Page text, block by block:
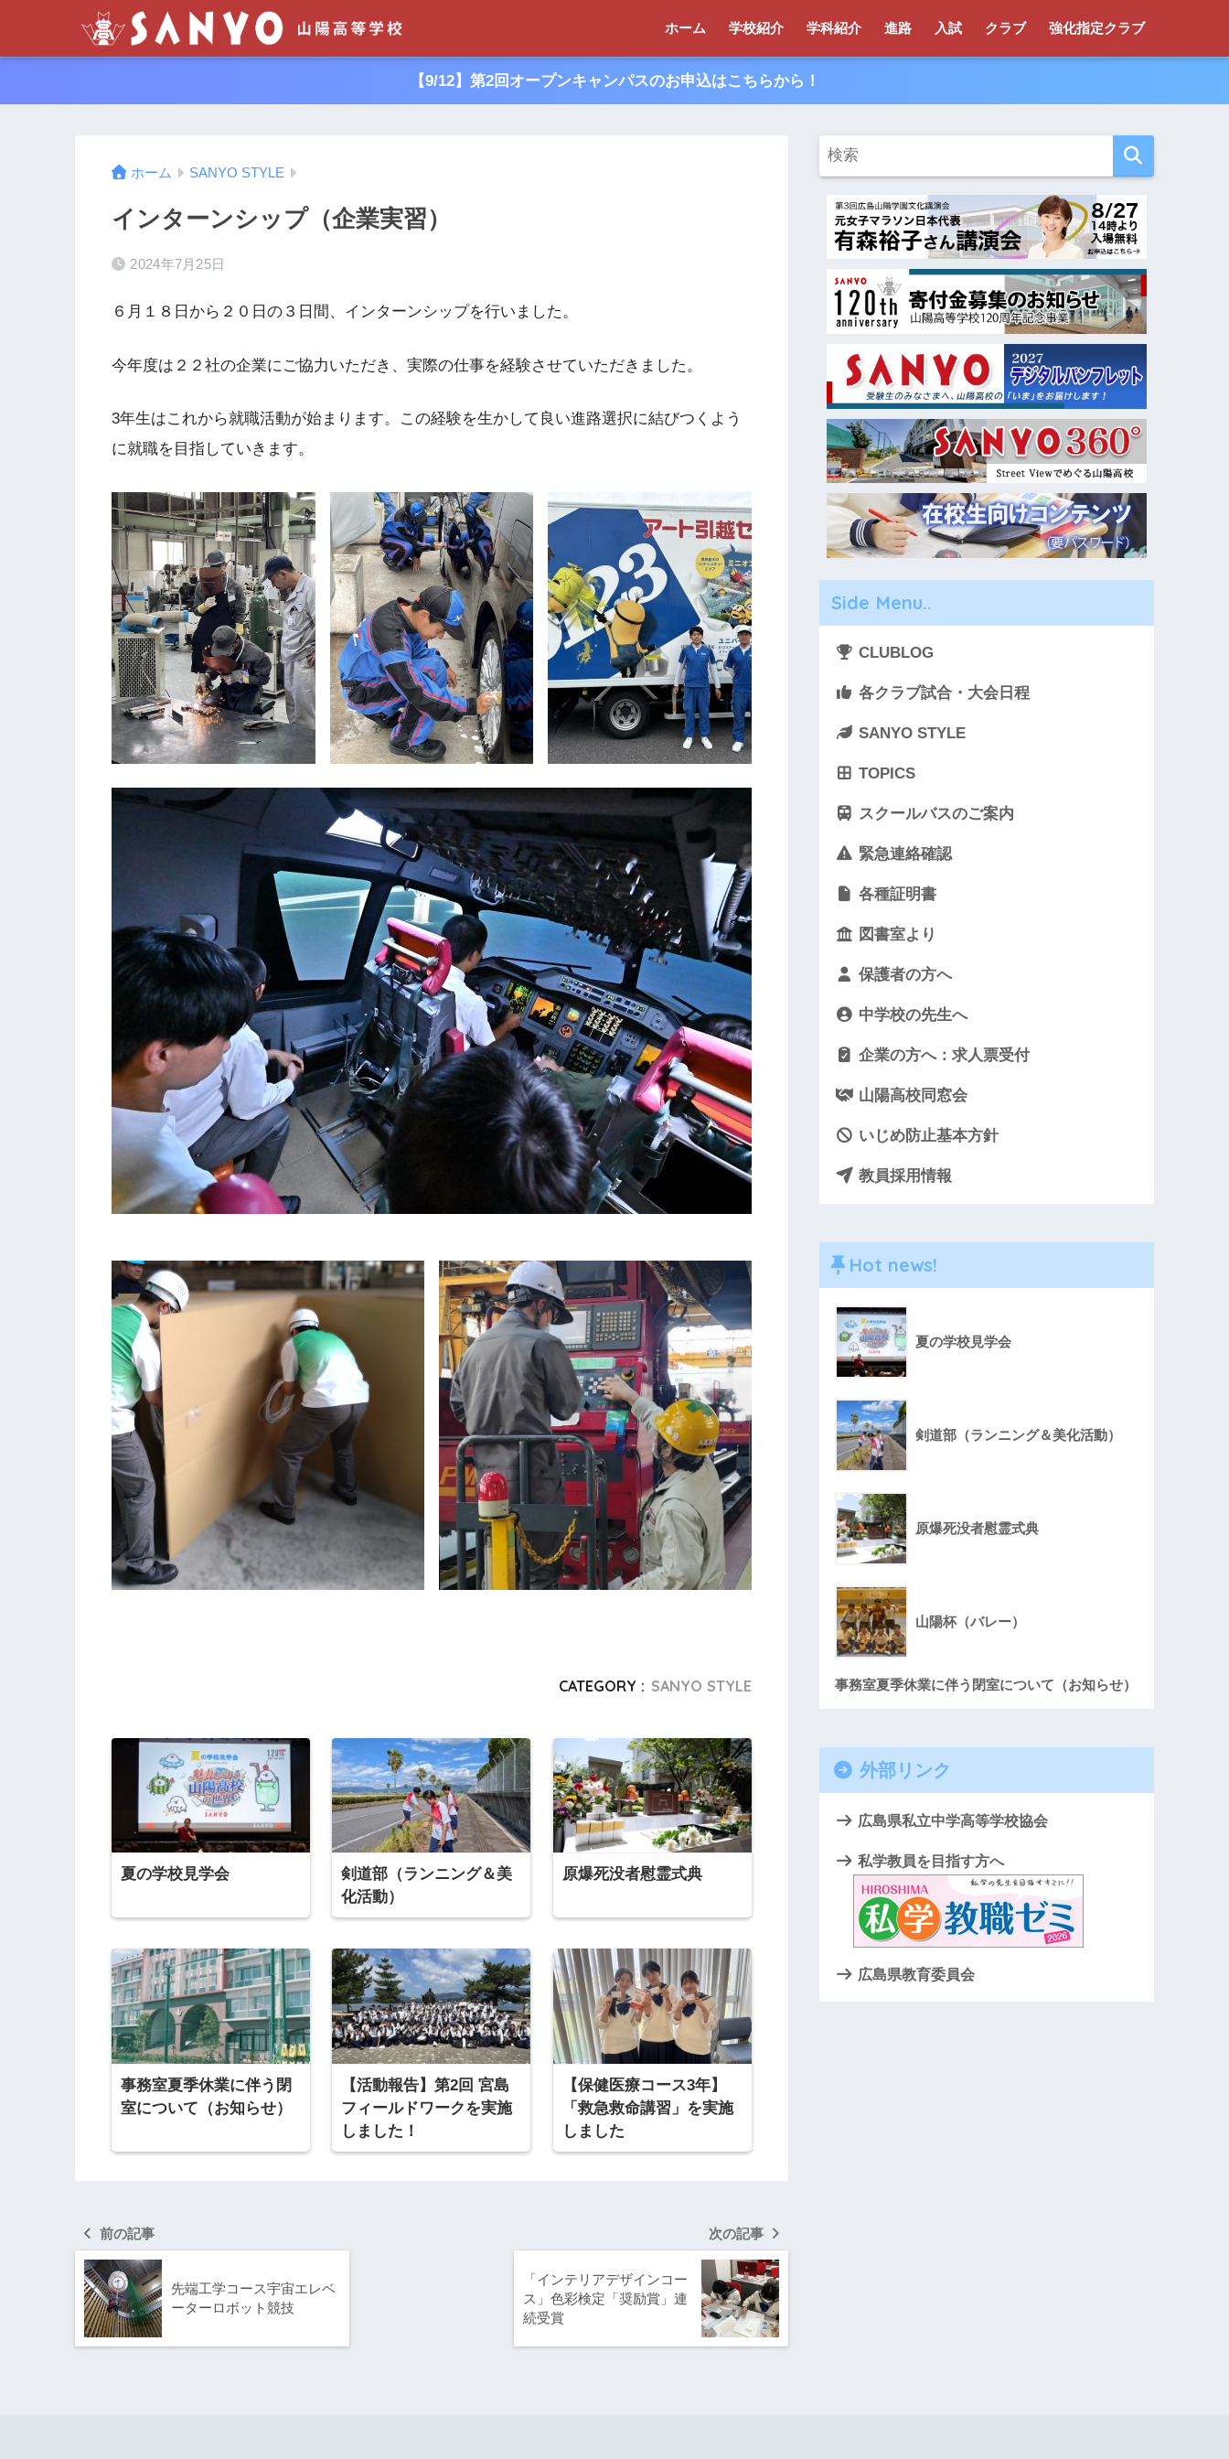
ホーム 学校紹介 学科紹介 進路 入試 クラブ 強化指定クラブ
【9/12】第2回オープンキャンパスのお申込はこちらから！
ホーム SANYO STYLE
インターンシップ（企業実習）
2024年7月25日
６月１８日から２０日の３日間、インターンシップを行いました。
今年度は２２社の企業にご協力いただき、実際の仕事を経験させていただきました。
3年生はこれから就職活動が始まります。この経験を生かして良い進路選択に結びつくよう
に就職を目指していきます。
CATEGORY : SANYO STYLE
夏の学校見学会
剣道部（ランニング＆美
化活動）
原爆死没者慰霊式典
事務室夏季休業に伴う閉
室について（お知らせ）
【活動報告】第2回 宮島
フィールドワークを実施
しました！
【保健医療コース3年】
「救急救命講習」を実施
しました
前の記事
先端工学コース宇宙エレベ
ーターロボット競技
次の記事
「インテリアデザインコー
ス」色彩検定「奨励賞」連
続受賞
Side Menu..
CLUBLOG
各クラブ試合・大会日程
SANYO STYLE
TOPICS
スクールバスのご案内
緊急連絡確認
各種証明書
図書室より
保護者の方へ
中学校の先生へ
企業の方へ：求人票受付
山陽高校同窓会
いじめ防止基本方針
教員採用情報
Hot news!
夏の学校見学会
剣道部（ランニング＆美化活動）
原爆死没者慰霊式典
山陽杯（バレー）
事務室夏季休業に伴う閉室について（お知らせ）
外部リンク
広島県私立中学高等学校協会
私学教員を目指す方へ
広島県教育委員会